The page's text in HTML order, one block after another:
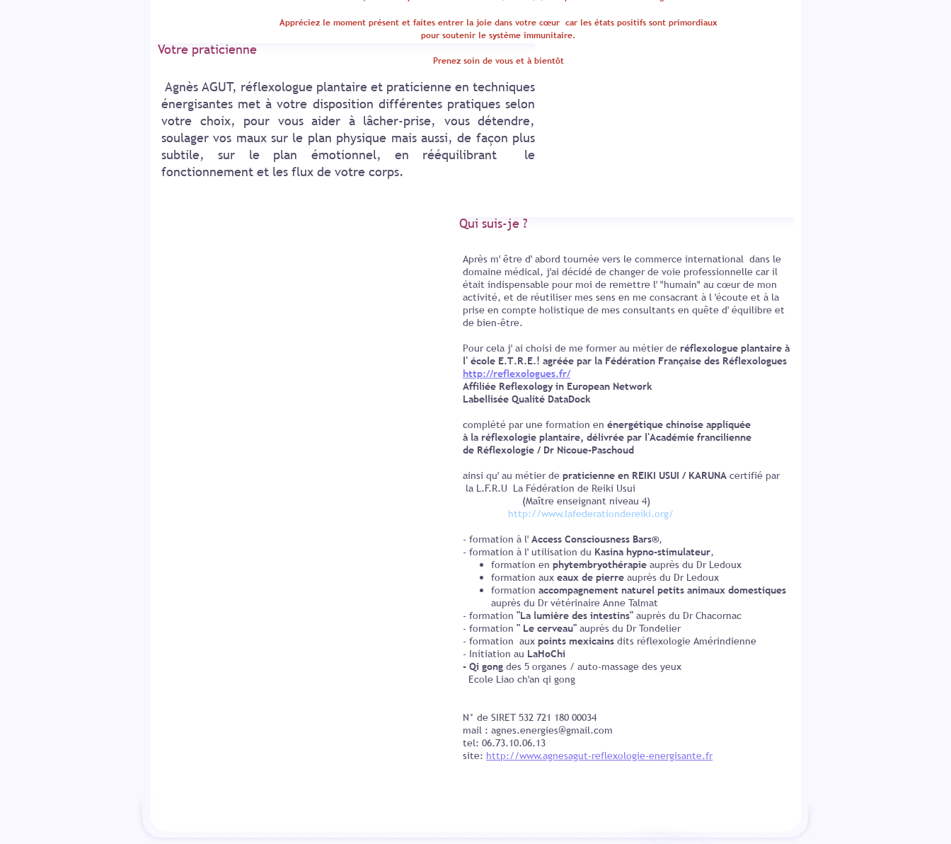
Appréciez le moment présent et faites entrer la joie dans votre cœur car les états positifs sont primordiaux
pour soutenir le système immunitaire.
Prenez soin de vous et à bientôt
Votre praticienne
Agnès AGUT, réflexologue plantaire et praticienne en techniques
énergisantes met à votre disposition différentes pratiques selon
votre choix, pour vous aider à lâcher-prise, vous détendre,
soulager vos maux sur le plan physique mais aussi, de façon plus
subtile, sur le plan émotionnel, en rééquilibrant le
fonctionnement et les flux de votre corps.
Qui suis-je ?
Après m' être d' abord tournée vers le commerce international dans le
domaine médical, j'ai décidé de changer de voie professionnelle car il
était indispensable pour moi de remettre l' "humain" au cœur de mon
activité, et de réutiliser mes sens en me consacrant à l 'écoute et à la
prise en compte holistique de mes consultants en quête d' équilibre et
de bien-être.
Pour cela j' ai choisi de me former au métier de réflexologue plantaire à
l' école E.T.R.E.! agréée par la Fédération Française des Réflexologues
http://reflexologues.fr/
Affiliée Reflexology in European Network
Labellisée Qualité DataDock
complété par une formation en énergétique chinoise appliquée
à la réflexologie plantaire, délivrée par l'Académie francilienne
de Réflexologie / Dr Nicoue-Paschoud
ainsi qu' au métier de praticienne en REIKI USUI / KARUNA certifié par
la L.F.R.U La Fédération de Reiki Usui
(Maître enseignant niveau 4)
http://www.lafederationdereiki.org/
- formation à l' Access Consciousness Bars®,
- formation à l' utilisation du Kasina hypno-stimulateur,
formation en phytembryothérapie auprès du Dr Ledoux
formation aux eaux de pierre auprès du Dr Ledoux
formation accompagnement naturel petits animaux domestiques
auprès du Dr vétérinaire Anne Talmat
- formation "La lumière des intestins" auprès du Dr Chacornac
- formation " Le cerveau" auprès du Dr Tondelier
- formation aux points mexicains dits réflexologie Amérindienne
- Initiation au LaHoChi
- Qi gong des 5 organes / auto-massage des yeux
Ecole Liao ch'an qi gong
N° de SIRET 532 721 180 00034
mail : agnes.energies@gmail.com
tel: 06.73.10.06.13
site: http://www.agnesagut-reflexologie-energisante.fr